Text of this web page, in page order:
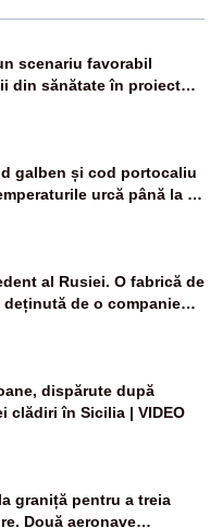
scenariu favorabil
din sănătate în proiectul
galben și cod portocaliu
urcă până la 38
devin tropicale
al Rusiei. O fabrică de
de o companie
de o rachetă
dispărute după
clădiri în Sicilia | VIDEO
graniță pentru a treia
Două aeronave